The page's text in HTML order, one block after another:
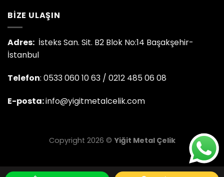
BIZE ULAŞIN
Adres: İsteks San. Sit. B2 Blok No:14 Başakşehir-
İstanbul
Telefon: 0533 060 10 63 / 0212 485 06 08
E-posta:info@yigitmetalcelik.com
Copyright 2026 © Yiğit Metal Çelik